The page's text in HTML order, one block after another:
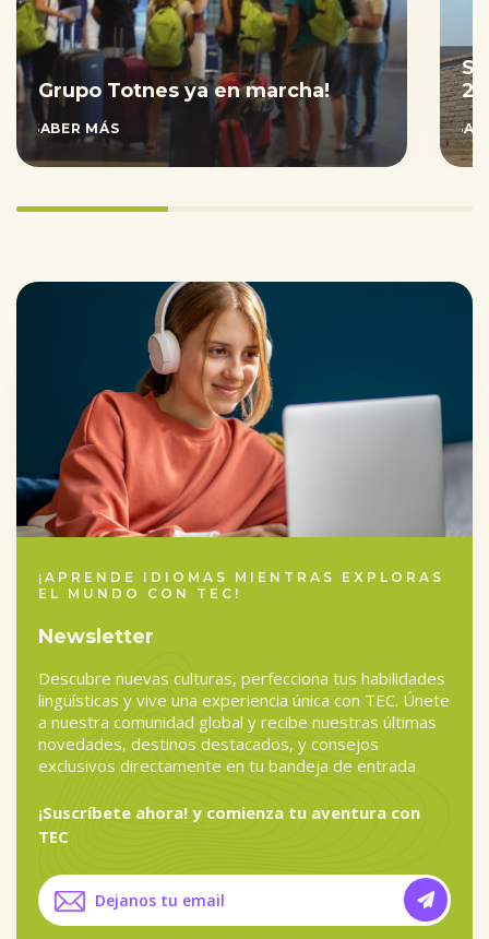
Grupo Totnes ya en marcha!
SABER MÁS
33.333333333333336%
¡APRENDE IDIOMAS MIENTRAS EXPLORAS
EL MUNDO CON TEC!
Newsletter
Descubre nuevas culturas, perfecciona tus habilidades
lingüísticas y vive una experiencia única con TEC. Únete
a nuestra comunidad global y recibe nuestras últimas
novedades, destinos destacados, y consejos
exclusivos directamente en tu bandeja de entrada
¡Suscríbete ahora! y comienza tu aventura con
TEC